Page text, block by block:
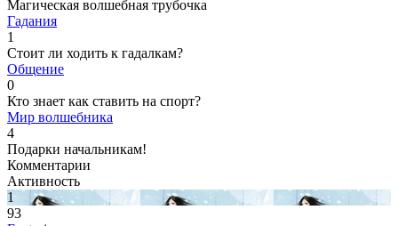
Магическая волшебная трубочка
Гадания
1
Стоит ли ходить к гадалкам?
Общение
0
Кто знает как ставить на спорт?
Мир волшебника
4
Подарки начальникам!
Комментарии
Активность
1
93